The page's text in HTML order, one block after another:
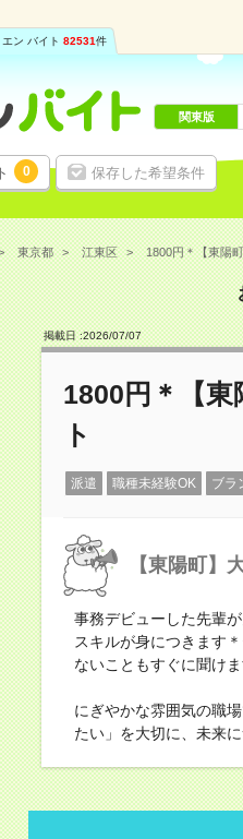
エン バイト 82531件
0 保存した希望条件
関東版
東京都 江東区 1800円＊【東陽
掲載日 :2026/07/07
1800円＊【
ト
派遣 職種未経験OK ブラ
【東陽町】
事務デビューした先輩
スキルが身につきます
ないこともすぐに聞けま
にぎやかな雰囲気の職
たい」を大切に、未来